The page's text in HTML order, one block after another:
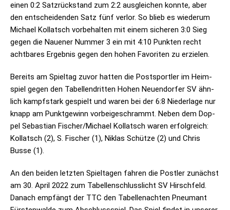
einen 0:2 Satz­rück­stand zum 2:2 aus­glei­chen konnte, aber
den ent­schei­den­den Satz fünf ver­lor. So blieb es wie­derum
Michael Kol­latsch vor­be­hal­ten mit einem siche­ren 3:0 Sieg
gegen die Naue­ner Num­mer 3 ein mit 4:10 Punk­ten recht
acht­ba­res Ergeb­nis gegen den hohen Favo­ri­ten zu erzielen.
Bereits am Spiel­tag zuvor hat­ten die Post­sport­ler im Heim­
spiel gegen den Tabel­len­drit­ten Hohen Neu­en­dor­fer SV ähn­
lich kampf­stark gespielt und waren bei der 6:8 Nie­der­lage nur
knapp am Punkt­ge­winn vor­bei­ge­schrammt. Neben dem Dop­
pel Sebas­tian Fischer/Michael Kol­latsch waren erfolg­reich:
Kol­latsch (2), S. Fischer (1), Niklas Schütze (2) und Chris
Busse (1).
An den bei­den letz­ten Spiel­ta­gen fah­ren die Post­ler zunächst
am 30. April 2022 zum Tabel­len­schluss­licht SV Hirsch­feld.
Danach emp­fängt der TTC den Tabel­len­ach­ten Pneu­mant